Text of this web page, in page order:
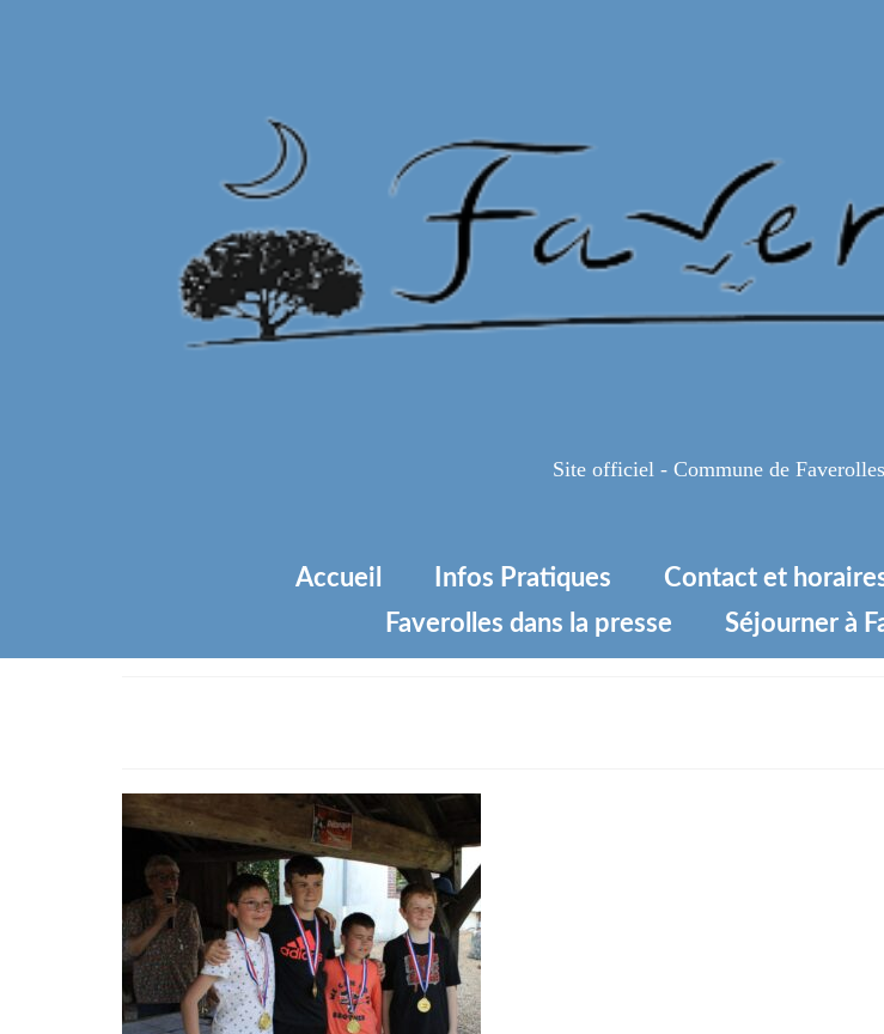
Site officiel - Commune de
Accueil Infos Pratiques Contact et
Faverolles dans la presse
Séjourner à